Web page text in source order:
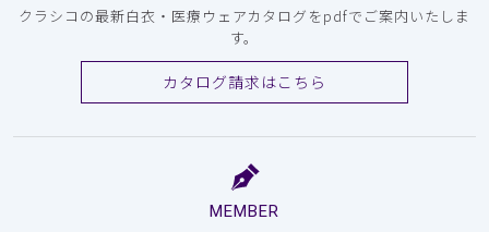
クラシコの最新白衣・医療ウェアカタログをpdfでご案内いたしま
す。
カタログ請求はこちら
MEMBER